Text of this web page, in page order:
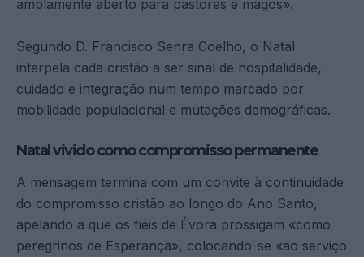
amplamente aberto para pastores e magos».
Segundo D. Francisco Senra Coelho, o Natal
interpela cada cristão a ser sinal de hospitalidade,
cuidado e integração num tempo marcado por
mobilidade populacional e mutações demográficas.
Natal vivido como compromisso permanente
A mensagem termina com um convite à continuidade
do compromisso cristão ao longo do Ano Santo,
apelando a que os fiéis de Évora prossigam «como
peregrinos de Esperança», colocando-se «ao serviço